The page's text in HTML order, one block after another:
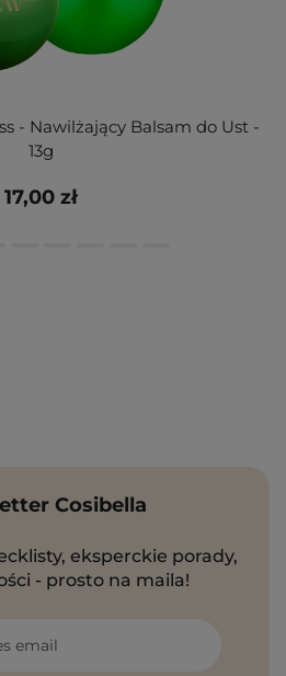
- Nawilżający Balsam do Ust -
13g
17,00 zł
Cosibella
eksperckie porady,
- prosto na maila!
email